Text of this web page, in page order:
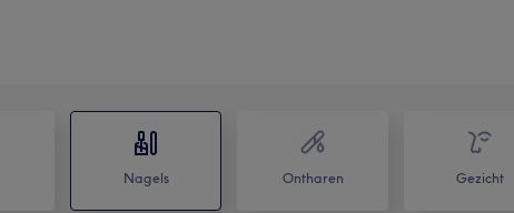
Nagels Ontharen Gezicht